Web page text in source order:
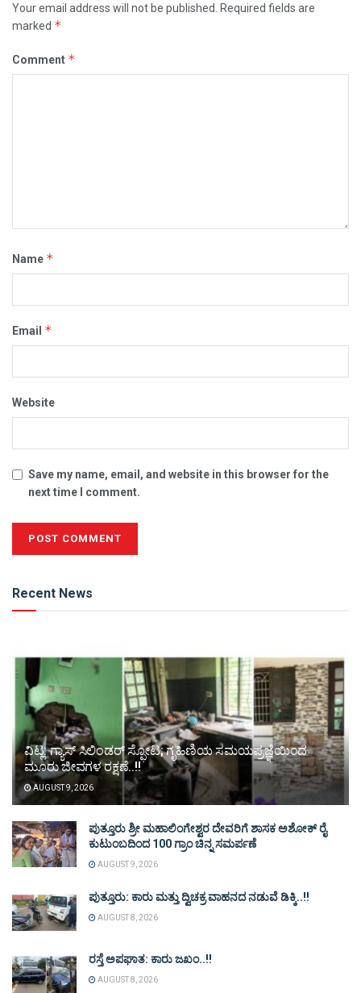
Your email address will not be published.
Required fields are
marked *
Comment *
Name *
Email *
Website
Save my name, email, and website in this browser for the
next time I comment.
Recent News
ವಿಟ್ಲ: ಗ್ಯಾಸ್ ಸಿಲಿಂಡರ್ ಸ್ಫೋಟ; ಗೃಹಿಣಿಯ ಸಮಯಪ್ರಜ್ಞೆಯಿಂದ
ಮೂರು ಜೀವಗಳ ರಕ್ಷಣೆ..!!
AUGUST 9, 2026
ಪುತ್ತೂರು ಶ್ರೀ ಮಹಾಲಿಂಗೇಶ್ವರ ದೇವರಿಗೆ ಶಾಸಕ ಅಶೋಕ್ ರೈ
ಕುಟುಂಬದಿಂದ 100 ಗ್ರಾಂ ಚಿನ್ನ ಸಮರ್ಪಣೆ
AUGUST 9, 2026
ಪುತ್ತೂರು: ಕಾರು ಮತ್ತು ದ್ವಿಚಕ್ರ ವಾಹನದ ನಡುವೆ ಡಿಕ್ಕಿ..!!
AUGUST 8, 2026
ರಸ್ತೆ ಅಪಘಾತ: ಕಾರು ಜಖಂ..!!
AUGUST 8, 2026